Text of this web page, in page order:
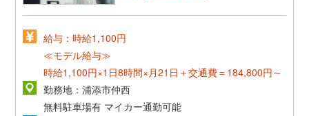
給与：時給1,100円
≪モデル給与≫
時給1,100円×1日8時間×月21日＋交通費＝184,800円～
勤務地：浦添市仲西
無料駐車場有 マイカー通勤可能